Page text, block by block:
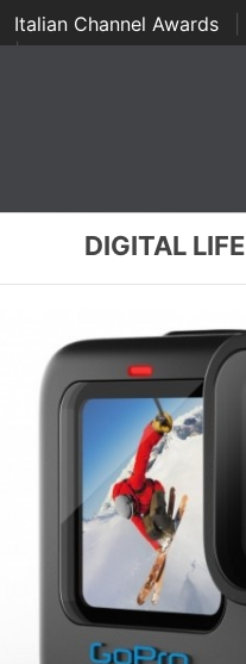
Italian Channel Awards
| ...
DIGITAL LIFE